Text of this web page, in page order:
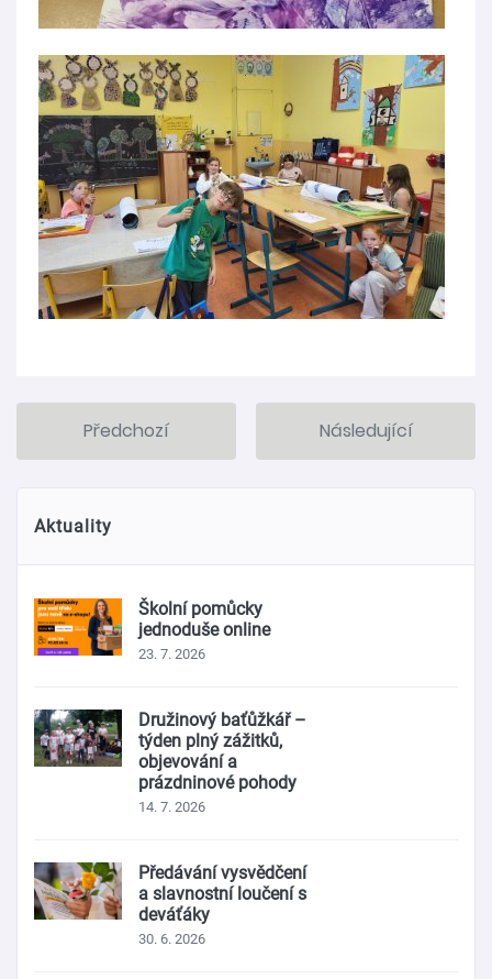
Předchozí Následující
Aktuality
Školní pomůcky
jednoduše online
23. 7. 2026
Družinový baťůžkář –
týden plný zážitků,
objevování a
prázdninové pohody
14. 7. 2026
Předávání vysvědčení
a slavnostní loučení s
deváťáky
30. 6. 2026